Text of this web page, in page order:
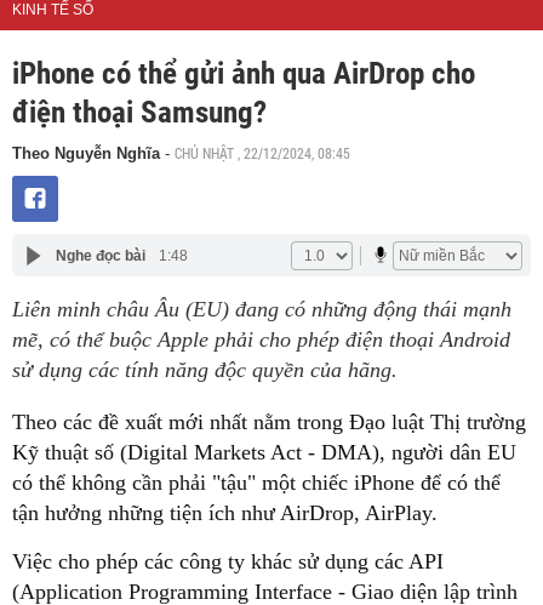
KINH TẾ SỐ
iPhone có thể gửi ảnh qua AirDrop cho
điện thoại Samsung?
Theo Nguyễn Nghĩa- CHỦ NHẬT , 22/12/2024, 08:45
Nghe đọc bài 1:48
Liên minh châu Âu (EU) đang có những động thái mạnh
mẽ, có thể buộc Apple phải cho phép điện thoại Android
sử dụng các tính năng độc quyền của hãng.
Theo các đề xuất mới nhất nằm trong Đạo luật Thị trường
Kỹ thuật số (Digital Markets Act - DMA), người dân EU
có thể không cần phải "tậu" một chiếc iPhone để có thể
tận hưởng những tiện ích như AirDrop, AirPlay.
Việc cho phép các công ty khác sử dụng các API
(Application Programming Interface - Giao diện lập trình